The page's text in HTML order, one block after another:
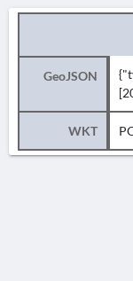
GeoJSON
WKT